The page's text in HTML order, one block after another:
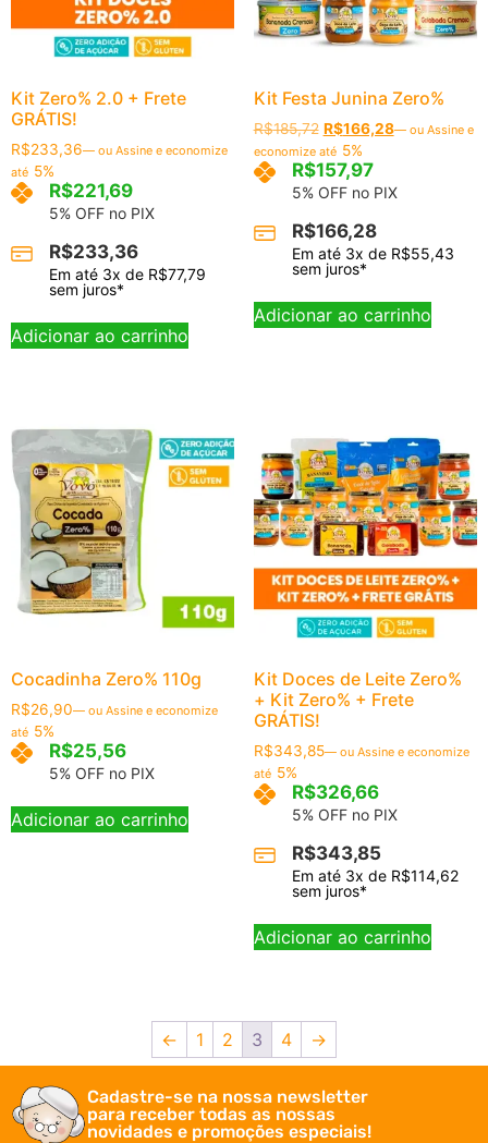
Kit Zero% 2.0 + Frete
GRÁTIS!
R$233,36— ou Assine e economize
até 5%
R$221,69
5% OFF no PIX
R$233,36
Em até 3x de R$77,79
sem juros*
Adicionar ao carrinho
Kit Festa Junina Zero%
R$185,72 R$166,28—ou Assine e
economize até 5%
R$157,97
5% OFF no PIX
R$166,28
Em até 3x de R$55,43
sem juros*
Adicionar ao carrinho
Cocadinha Zero% 110g
R$26,90— ou Assine e economize
até 5%
R$25,56
5% OFF no PIX
Adicionar ao carrinho
Kit Doces de Leite Zero%
+ Kit Zero% + Frete
GRÁTIS!
R$343,85—ou Assine e economize
até 5%
R$326,66
5% OFF no PIX
R$343,85
Em até 3x de R$114,62
sem juros*
Adicionar ao carrinho
← 1 2 3 4 →
Cadastre-se na nossa newsletter
para receber todas as nossas
novidades e promoções especiais!